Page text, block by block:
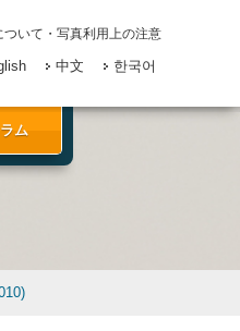
ついて・写真利用上の注意
中文 한국어
ム